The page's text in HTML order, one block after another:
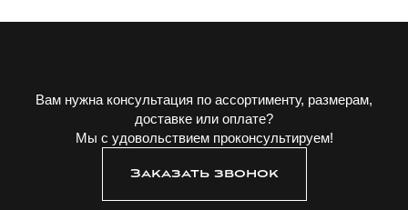
Вам нужна консультация по ассортименту, размерам,
доставке или оплате?
Мы с удовольствием проконсультируем!
Заказать звонок